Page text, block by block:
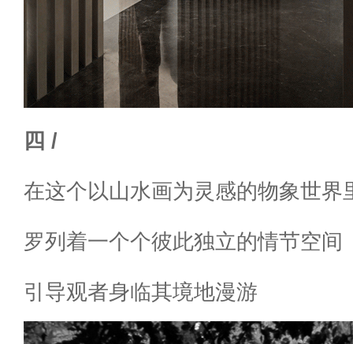
四 /
在这个以山水画为灵感的物象世界
罗列着一个个彼此独立的情节空间
引导观者身临其境地漫游